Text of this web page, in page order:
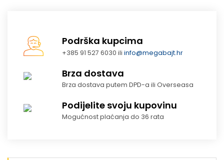
Podrška kupcima
+385 91 527 6030 iliinfo@megabajt.hr
Brza dostava
Brza dostava putem DPD-a ili Overseasa
Podijelite svoju kupovinu
Mogućnost plaćanja do 36 rata